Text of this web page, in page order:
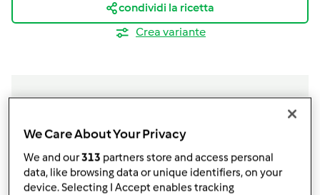
condividi la ricetta
Crea variante
Ingredienti
Pasta brisée
200gfarina
We Care About Your Privacy
We and our313 partners store and access personal
data, like browsing data or unique identifiers, on your
device. Selecting I Accept enables tracking